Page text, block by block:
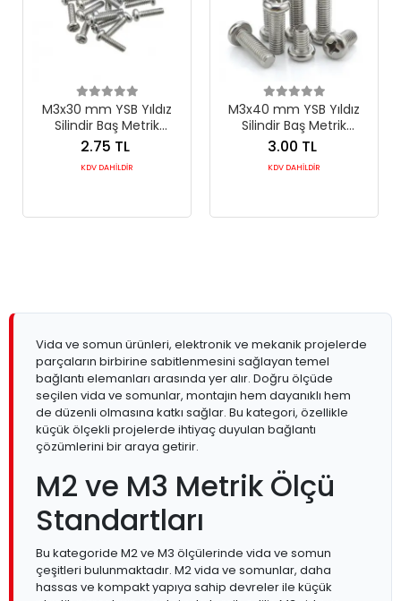
M3x30 mm YSB Yıldız
Silindir Baş Metrik
Makine Vidası DIN 7985
2.75 TL
KDV DAHİLDİR
M3x40 mm YSB Yıldız
Silindir Baş Metrik
Makine Vidası DIN 7985
3.00 TL
KDV DAHİLDİR
Vida ve somun ürünleri, elektronik ve mekanik projelerde
parçaların birbirine sabitlenmesini sağlayan temel
bağlantı elemanları arasında yer alır. Doğru ölçüde
seçilen vida ve somunlar, montajın hem dayanıklı hem
de düzenli olmasına katkı sağlar. Bu kategori, özellikle
küçük ölçekli projelerde ihtiyaç duyulan bağlantı
çözümlerini bir araya getirir.
M2 ve M3 Metrik Ölçü
Standartları
Bu kategoride M2 ve M3 ölçülerinde vida ve somun
çeşitleri bulunmaktadır. M2 vida ve somunlar, daha
hassas ve kompakt yapıya sahip devreler ile küçük